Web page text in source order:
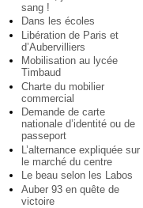
sang !
Dans les écoles
Libération de Paris et
d’Aubervilliers
Mobilisation au lycée
Timbaud
Charte du mobilier
commercial
Demande de carte
nationale d’identité ou de
passeport
L’alternance expliquée sur
le marché du centre
Le beau selon les Labos
Auber 93 en quête de
victoire